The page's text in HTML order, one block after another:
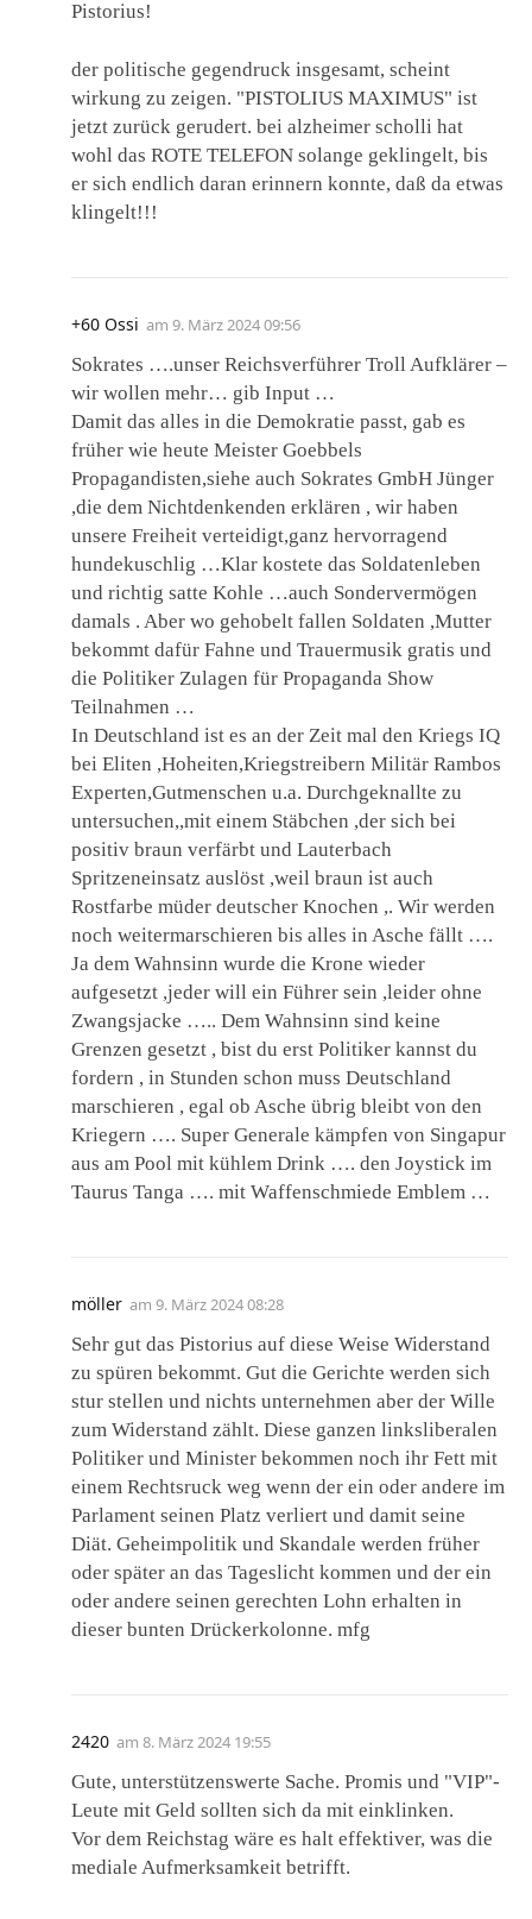
Pistorius!
der politische gegendruck insgesamt, scheint
wirkung zu zeigen. "PISTOLIUS MAXIMUS" ist
jetzt zurück gerudert. bei alzheimer scholli hat
wohl das ROTE TELEFON solange geklingelt, bis
er sich endlich daran erinnern konnte, daß da etwas
klingelt!!!
+60 Ossi am 9. März 2024 09:56
Sokrates ….unser Reichsverführer Troll Aufklärer –
wir wollen mehr… gib Input …
Damit das alles in die Demokratie passt, gab es
früher wie heute Meister Goebbels
Propagandisten,siehe auch Sokrates GmbH Jünger
,die dem Nichtdenkenden erklären , wir haben
unsere Freiheit verteidigt,ganz hervorragend
hundekuschlig …Klar kostete das Soldatenleben
und richtig satte Kohle …auch Sondervermögen
damals . Aber wo gehobelt fallen Soldaten ,Mutter
bekommt dafür Fahne und Trauermusik gratis und
die Politiker Zulagen für Propaganda Show
Teilnahmen …
In Deutschland ist es an der Zeit mal den Kriegs IQ
bei Eliten ,Hoheiten,Kriegstreibern Militär Rambos
Experten,Gutmenschen u.a. Durchgeknallte zu
untersuchen,,mit einem Stäbchen ,der sich bei
positiv braun verfärbt und Lauterbach
Spritzeneinsatz auslöst ,weil braun ist auch
Rostfarbe müder deutscher Knochen ,. Wir werden
noch weitermarschieren bis alles in Asche fällt ….
Ja dem Wahnsinn wurde die Krone wieder
aufgesetzt ,jeder will ein Führer sein ,leider ohne
Zwangsjacke ….. Dem Wahnsinn sind keine
Grenzen gesetzt , bist du erst Politiker kannst du
fordern , in Stunden schon muss Deutschland
marschieren , egal ob Asche übrig bleibt von den
Kriegern …. Super Generale kämpfen von Singapur
aus am Pool mit kühlem Drink …. den Joystick im
Taurus Tanga …. mit Waffenschmiede Emblem …
möller am 9. März 2024 08:28
Sehr gut das Pistorius auf diese Weise Widerstand
zu spüren bekommt. Gut die Gerichte werden sich
stur stellen und nichts unternehmen aber der Wille
zum Widerstand zählt. Diese ganzen linksliberalen
Politiker und Minister bekommen noch ihr Fett mit
einem Rechtsruck weg wenn der ein oder andere im
Parlament seinen Platz verliert und damit seine
Diät. Geheimpolitik und Skandale werden früher
oder später an das Tageslicht kommen und der ein
oder andere seinen gerechten Lohn erhalten in
dieser bunten Drückerkolonne. mfg
2420 am 8. März 2024 19:55
Gute, unterstützenswerte Sache. Promis und "VIP"-
Leute mit Geld sollten sich da mit einklinken.
Vor dem Reichstag wäre es halt effektiver, was die
mediale Aufmerksamkeit betrifft.